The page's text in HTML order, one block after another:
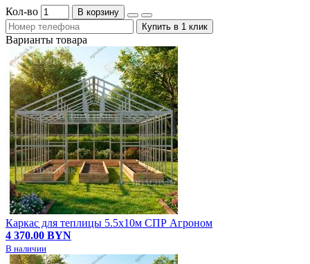
Кол-во
В корзину
Купить в 1 клик
Варианты товара
Каркас для теплицы 5.5х10м СПР Агроном
4 370.00 BYN
В наличии